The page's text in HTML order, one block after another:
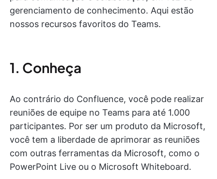
gerenciamento de conhecimento. Aqui estão
nossos recursos favoritos do Teams.
1. Conheça
Ao contrário do Confluence, você pode realizar
reuniões de equipe no Teams para até 1.000
participantes. Por ser um produto da Microsoft,
você tem a liberdade de aprimorar as reuniões
com outras ferramentas da Microsoft, como o
PowerPoint Live ou o Microsoft Whiteboard.